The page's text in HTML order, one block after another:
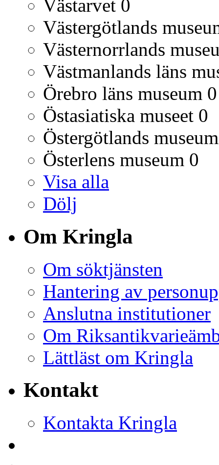
Västarvet 0
Västergötlands
Västernorrlands
Västmanlands läns
Örebro läns museum 0
Östasiatiska museet 0
Östergötlands museum
Österlens museum 0
Visa alla
Dölj
Om Kringla
Om söktjänsten
Hantering av
Anslutna institutioner
Om
Lättläst om Kringla
Kontakt
Kontakta Kringla